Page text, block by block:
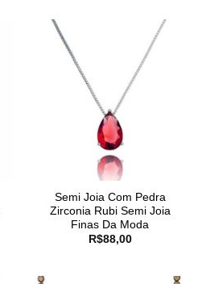
Semi Joia Com Pedra
Zirconia Rubi Semi Joia
Finas Da Moda
R$88,00